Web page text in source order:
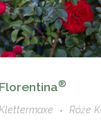
Florentina®
Róże